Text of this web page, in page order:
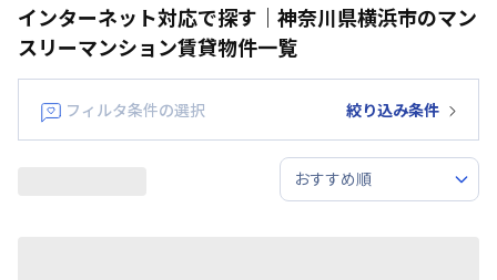
インターネット対応で探す｜神奈川県横浜市のマン
スリーマンション賃貸物件一覧
フィルタ条件の選択 絞り込み条件